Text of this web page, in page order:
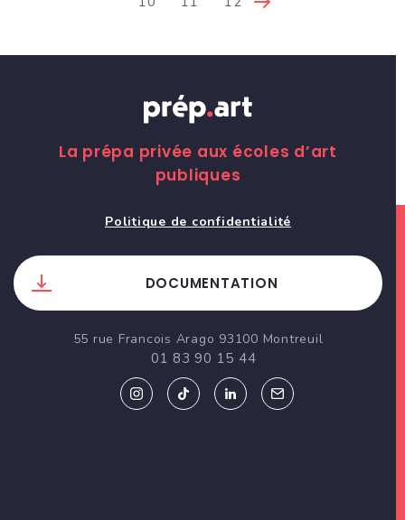
La prépa privée aux écoles d’art
publiques
Politique de confidentialité
DOCUMENTATION
55 rue Francois Arago 93100 Montreuil
01 83 90 15 44